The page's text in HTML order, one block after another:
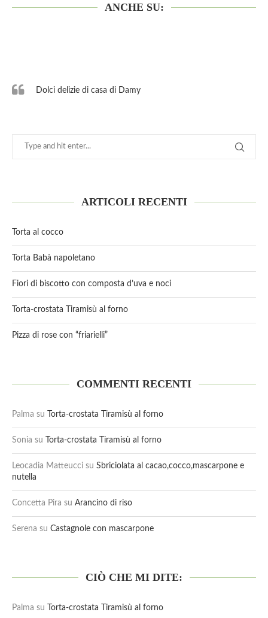
ANCHE SU:
Dolci delizie di casa di Damy
ARTICOLI RECENTI
Torta al cocco
Torta Babà napoletano
Fiori di biscotto con composta d’uva e noci
Torta-crostata Tiramisù al forno
Pizza di rose con “friarielli”
COMMENTI RECENTI
Palma su Torta-crostata Tiramisù al forno
Sonia su Torta-crostata Tiramisù al forno
Leocadia Matteucci su Sbriciolata al cacao,cocco,mascarpone e
nutella
Concetta Pira su Arancino di riso
Serena su Castagnole con mascarpone
CIÒ CHE MI DITE:
Palma su Torta-crostata Tiramisù al forno